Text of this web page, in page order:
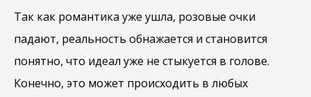
Так как романтика уже ушла, розовые очки
падают, реальность обнажается и становится
понятно, что идеал уже не стыкуется в голове.
Конечно, это может происходить в любых